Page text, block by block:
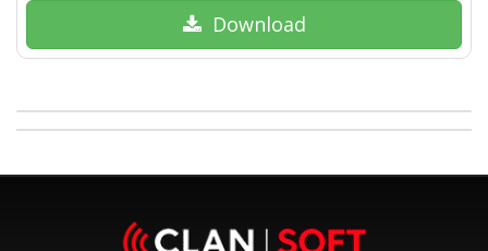
Download